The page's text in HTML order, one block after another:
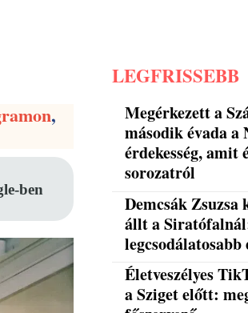
,
ben
LEGFRISSEBB
Megérkezett a
második évada
érdekesség, amit
sorozatról
Demcsák Zsuzsa
állt a
legcsodálatosabb
Életveszélyes
a Sziget előtt: